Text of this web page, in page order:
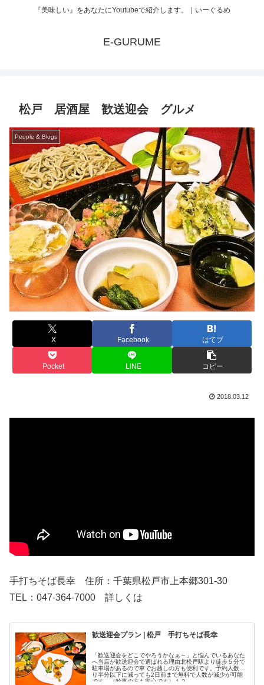
『美味しい』をあなたにYoutubeで紹介します。｜いーぐるめ
E-GURUME
松戸 居酒屋 歓送迎会 グルメ
People & Blogs
X Facebook はてブ
Pocket LINE コピー
2018.03.12
手打ちそば長幸 住所：千葉県松戸市上本郷301-30
TEL：047-364-7000 詳しくは
歓送迎会プラン | 松戸 手打ちそば長幸
「歓送迎会をどこでやろうかなぁ～」と悩んでいるあなた
へ当店が歓送迎会で選ばれる理由北松戸駅より徒歩５分で
駐車場があるので車でお越しの方も便利です。予約人数よ
り半分以下に減っても2日前まで無料で人数が減少が可能
です。（幹事の方も安心です）１２...